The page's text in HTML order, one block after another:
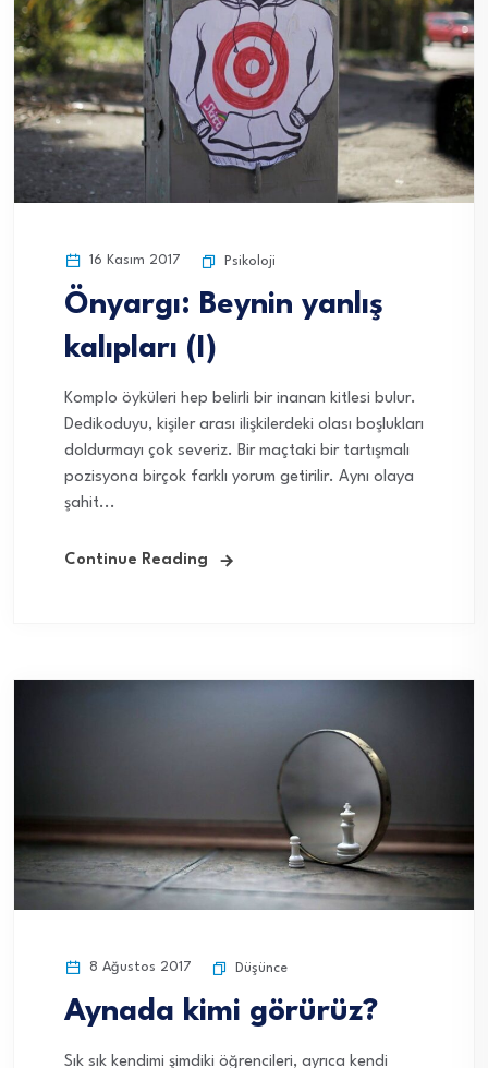
16 Kasım 2017 Psikoloji
Önyargı: Beynin yanlış
kalıpları (I)
Komplo öyküleri hep belirli bir inanan kitlesi bulur.
Dedikoduyu, kişiler arası ilişkilerdeki olası boşlukları
doldurmayı çok severiz. Bir maçtaki bir tartışmalı
pozisyona birçok farklı yorum getirilir. Aynı olaya
şahit...
Continue Reading
8 Ağustos 2017 Düşünce
Aynada kimi görürüz?
Sık sık kendimi şimdiki öğrencileri, ayrıca kendi